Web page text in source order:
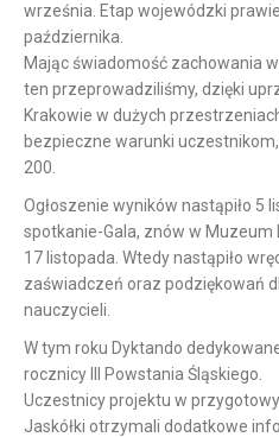
września. Etap wojewódzki
października.
Mając świadomość zachowania
ten przeprowadziliśmy, dzięki
Krakowie w dużych
bezpieczne warunki
200.
Ogłoszenie wyników nastąpiło 5
spotkanie-Gala, znów w Muzeum
17 listopada. Wtedy nastąpiło
zaświadczeń oraz podziękowań
nauczycieli.
W tym roku Dyktando
rocznicy III Powstania Śląskiego.
Uczestnicy projektu w
Jaskółki otrzymali dodatkowe